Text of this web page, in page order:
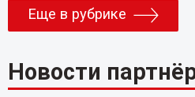
Еще в рубрике
Новости